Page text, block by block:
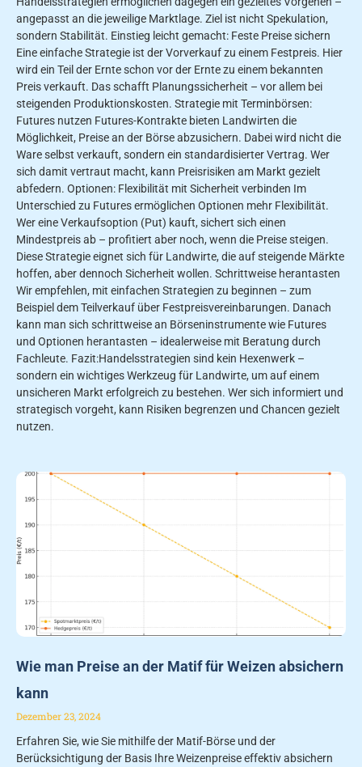
angepasst an die jeweilige Marktlage. Ziel ist nicht Spekulation,
sondern Stabilität. Einstieg leicht gemacht: Feste Preise sichern
Eine einfache Strategie ist der Vorverkauf zu einem Festpreis. Hier
wird ein Teil der Ernte schon vor der Ernte zu einem bekannten
Preis verkauft. Das schafft Planungssicherheit – vor allem bei
steigenden Produktionskosten. Strategie mit Terminbörsen:
Futures nutzen Futures-Kontrakte bieten Landwirten die
Möglichkeit, Preise an der Börse abzusichern. Dabei wird nicht die
Ware selbst verkauft, sondern ein standardisierter Vertrag. Wer
sich damit vertraut macht, kann Preisrisiken am Markt gezielt
abfedern. Optionen: Flexibilität mit Sicherheit verbinden Im
Unterschied zu Futures ermöglichen Optionen mehr Flexibilität.
Wer eine Verkaufsoption (Put) kauft, sichert sich einen
Mindestpreis ab – profitiert aber noch, wenn die Preise steigen.
Diese Strategie eignet sich für Landwirte, die auf steigende Märkte
hoffen, aber dennoch Sicherheit wollen. Schrittweise herantasten
Wir empfehlen, mit einfachen Strategien zu beginnen – zum
Beispiel dem Teilverkauf über Festpreisvereinbarungen. Danach
kann man sich schrittweise an Börseninstrumente wie Futures
und Optionen herantasten – idealerweise mit Beratung durch
Fachleute. Fazit:Handelsstrategien sind kein Hexenwerk –
sondern ein wichtiges Werkzeug für Landwirte, um auf einem
unsicheren Markt erfolgreich zu bestehen. Wer sich informiert und
strategisch vorgeht, kann Risiken begrenzen und Chancen gezielt
nutzen.
Wie man Preise an der Matif für Weizen absichern
kann
Dezember 23, 2024
Erfahren Sie, wie Sie mithilfe der Matif-Börse und der
Berücksichtigung der Basis Ihre Weizenpreise effektiv absichern